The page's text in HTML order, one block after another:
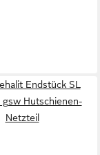
Endstück SL
Hutschienen-
Netzteil